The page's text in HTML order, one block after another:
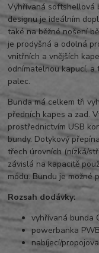
Vyhřívaná softshellová
designu je ideálním
také na běžné nošení
je prodyšná a odolná
vnitřních a vnějších
odnímatelnou kapucí,
palec.
Bunda má celkem tři
předních kapes a zad.
prostřednictvím USB
bundy. Dotykový
třech úrovních (nízká/
závislá na kapacitě
módu. Bundu je možné
Rozsah dodávky:
vyhřívaná bunda
powerbanka
nabíjecí/